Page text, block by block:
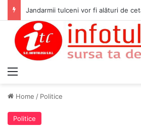
Home / Politice
Politice